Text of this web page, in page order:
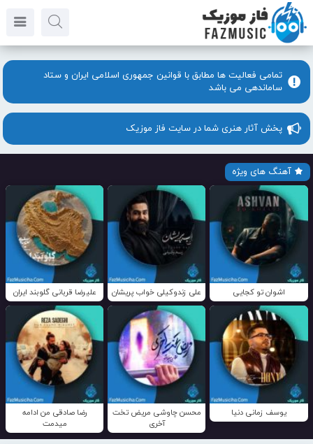
تمامی فعالیت ها مطابق با قوانین جمهوری اسلامی ایران و ستاد
ساماندهی می باشد
پخش آثار هنری شما در سایت فاز موزیک
آهنگ های ویژه
اشوان تو کجایی علی زندوکیلی خواب پریشان علیرضا قربانی گلوبند ایران
یوسف زمانی دنیا
محسن چاوشی مریض تخت
آخری
رضا صادقی من ادامه
میدمت